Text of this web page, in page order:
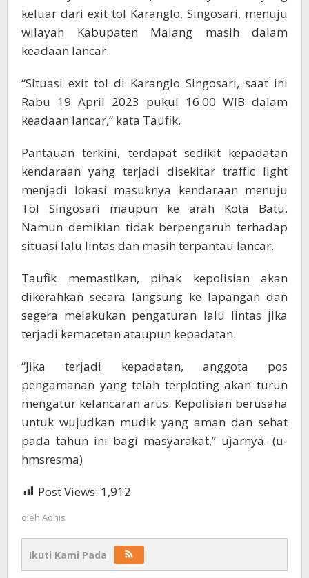
keluar dari exit tol Karanglo, Singosari, menuju
wilayah Kabupaten Malang masih dalam
keadaan lancar.
“Situasi exit tol di Karanglo Singosari, saat ini
Rabu 19 April 2023 pukul 16.00 WIB dalam
keadaan lancar,” kata Taufik.
Pantauan terkini, terdapat sedikit kepadatan
kendaraan yang terjadi disekitar traffic light
menjadi lokasi masuknya kendaraan menuju
Tol Singosari maupun ke arah Kota Batu.
Namun demikian tidak berpengaruh terhadap
situasi lalu lintas dan masih terpantau lancar.
Taufik memastikan, pihak kepolisian akan
dikerahkan secara langsung ke lapangan dan
segera melakukan pengaturan lalu lintas jika
terjadi kemacetan ataupun kepadatan.
“Jika terjadi kepadatan, anggota pos
pengamanan yang telah terploting akan turun
mengatur kelancaran arus. Kepolisian berusaha
untuk wujudkan mudik yang aman dan sehat
pada tahun ini bagi masyarakat,” ujarnya. (u-
hmsresma)
Post Views: 1,912
oleh Adhis
Ikuti Kami Pada